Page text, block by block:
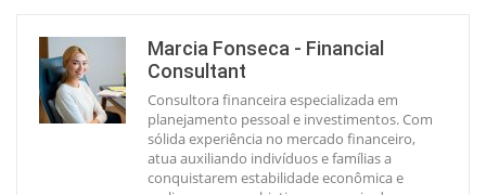
Marcia Fonseca - Financial
Consultant
Consultora financeira especializada em
planejamento pessoal e investimentos. Com
sólida experiência no mercado financeiro,
atua auxiliando indivíduos e famílias a
conquistarem estabilidade econômica e